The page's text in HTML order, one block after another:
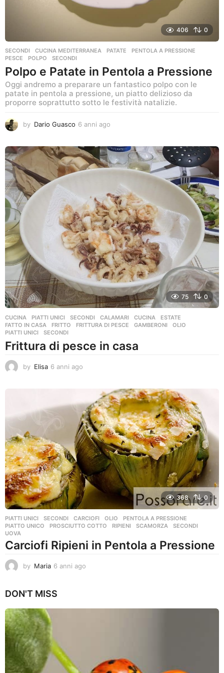
406 0
SECONDI CUCINA MEDITERRANEA ,PATATE ,PENTOLA A PRESSIONE
PESCE
,POLPO ,SECONDI
Polpo e Patate in Pentola a Pressione
Oggi andremo a preparare un fantastico polpo con le
patate in pentola a pressione, un piatto delizioso da
proporre soprattutto sotto le festività natalizie.
by Dario Guasco 6 anni ago
n
i
a
75 0
CUCINA ,PIATTI UNICI ,SECONDI CALAMARI ,CUCINA ,ESTATE
FATTO IN CASA
,FRITTO ,FRITTURA DI PESCE ,GAMBERONI ,OLIO
PIATTI UNICI
,SECONDI
Frittura di pesce in casa
by Elisa 6 anni ago
i
a
g
o
368 0
PIATTI UNICI ,SECONDI CARCIOFI ,OLIO ,PENTOLA A PRESSIONE
PIATTO UNICO
,PROSCIUTTO COTTO ,RIPIENI ,SCAMORZA ,SECONDI
UOVA
Carciofi Ripieni in Pentola a Pressione
by Maria 6 anni ago
DON'T MISS